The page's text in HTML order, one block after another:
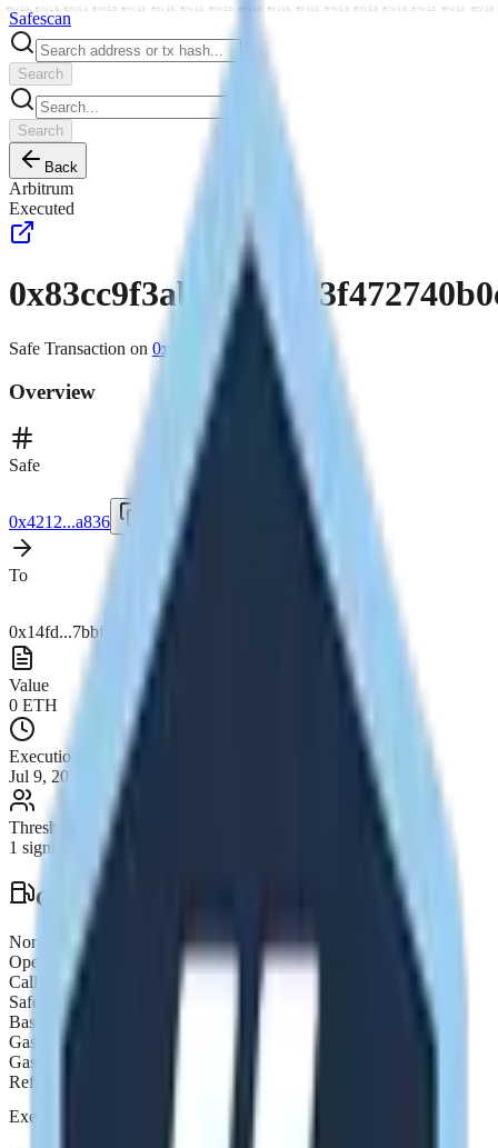
Safescan
Search
Search
Back
Arbitrum
Executed
Safe Transaction on 0x4212...a836
Overview
Safe
0x4212...a836
To
0x14fd...7bbf
Value
0 ETH
Execution Date
Jul 9, 2026, 08:09 AM
Threshold
1 signatures required
Gas & Technical Details
Nonce
116265
Operation
Call
Safe Tx Gas
Base Gas
Gas Price
Gas Token
Refund Receiver
Executor
envio envio envio envio envio envio envio envio envio envio envio envio